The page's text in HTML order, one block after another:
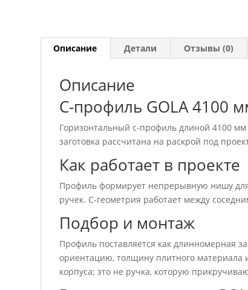
Описание Детали Отзывы (0)
Описание
C-профиль GOLA 4100
Горизонтальный c-профиль длиной 4100
заготовка рассчитана на раскрой под
Как работает в проекте
Профиль формирует непрерывную нишу для
ручек. C-геометрия работает между
Подбор и монтаж
Профиль поставляется как длинномерная
ориентацию, толщину плитного материала
корпуса; это не ручка, которую